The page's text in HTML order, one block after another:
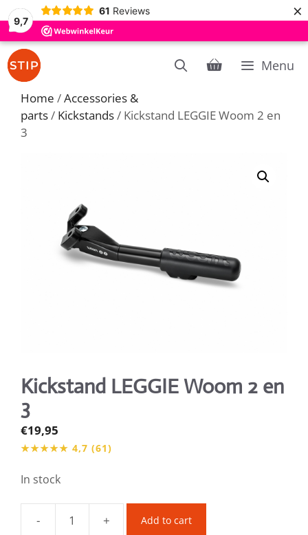
9,7
61 Reviews ×
Skip
to
content
Menu
Home /Accessories &
parts/ Kickstands/ Kickstand LEGGIE Woom 2 en
3
Kickstand LEGGIE Woom 2 en
3
€19,95
In stock
-
Kickstand
+ Add to cart